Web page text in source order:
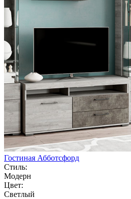
Гостиная Абботсфорд
Стиль:
Модерн
Цвет:
Светлый